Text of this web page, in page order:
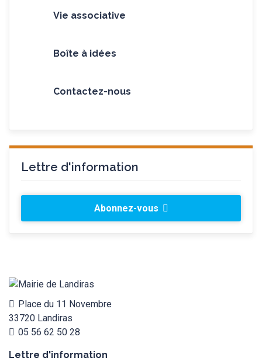
Vie associative
Boîte à idées
Contactez-nous
Lettre d'information
Abonnez-vous
Place du 11 Novembre
33720 Landiras
05 56 62 50 28
Lettre d'information